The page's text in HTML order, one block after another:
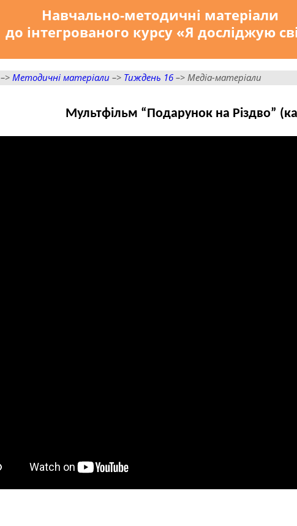
Навчально-методичні матеріали
до інтегрованого курсу «Я досліджую
–>Методичні матеріали –> Тиждень 16–> Медіа-матеріали
Мультфільм “Подарунок на Різдво”